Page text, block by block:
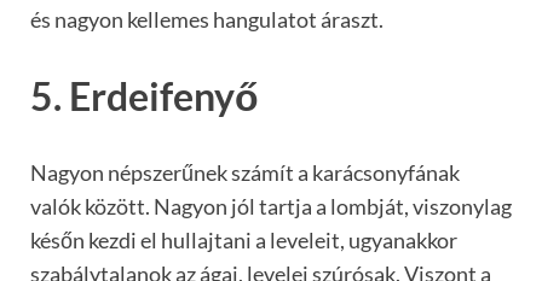
és nagyon kellemes hangulatot áraszt.
5. Erdeifenyő
Nagyon népszerűnek számít a karácsonyfának
valók között. Nagyon jól tartja a lombját, viszonylag
későn kezdi el hullajtani a leveleit, ugyanakkor
szabálytalanok az ágai, levelei szúrósak. Viszont a